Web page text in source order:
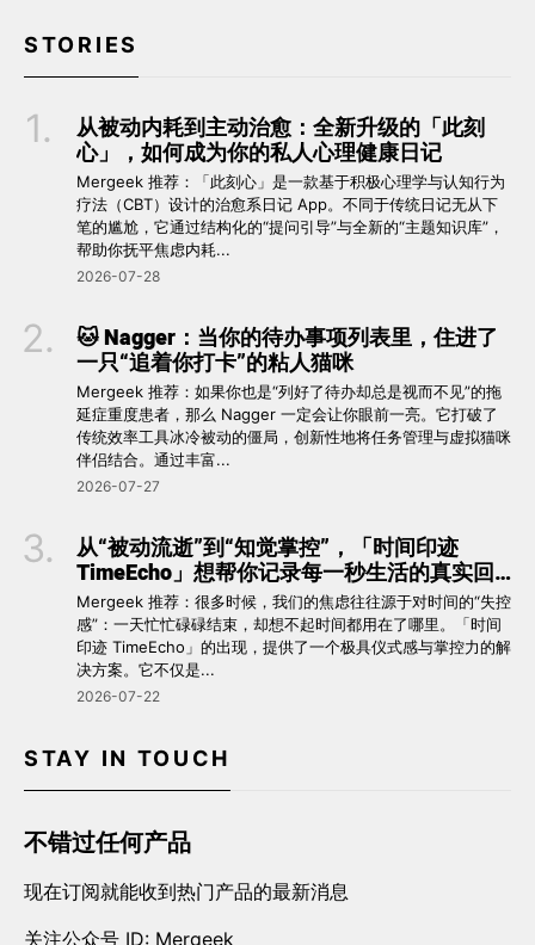
STORIES
从被动内耗到主动治愈：全新升级的「此刻
心」，如何成为你的私人心理健康日记
Mergeek 推荐：「此刻心」是一款基于积极心理学与认知行为
疗法（CBT）设计的治愈系日记 App。不同于传统日记无从下
笔的尴尬，它通过结构化的“提问引导”与全新的“主题知识库”，
帮助你抚平焦虑内耗...
2026-07-28
🐱 Nagger：当你的待办事项列表里，住进了
一只“追着你打卡”的粘人猫咪
Mergeek 推荐：如果你也是“列好了待办却总是视而不见”的拖
延症重度患者，那么 Nagger 一定会让你眼前一亮。它打破了
传统效率工具冰冷被动的僵局，创新性地将任务管理与虚拟猫咪
伴侣结合。通过丰富...
2026-07-27
从“被动流逝”到“知觉掌控”，「时间印迹
TimeEcho」想帮你记录每一秒生活的真实回
响 ⏳
Mergeek 推荐：很多时候，我们的焦虑往往源于对时间的“失控
感”：一天忙忙碌碌结束，却想不起时间都用在了哪里。「时间
印迹 TimeEcho」的出现，提供了一个极具仪式感与掌控力的解
决方案。它不仅是...
2026-07-22
STAY IN TOUCH
不错过任何产品
现在订阅就能收到热门产品的最新消息
关注公众号 ID: Mergeek